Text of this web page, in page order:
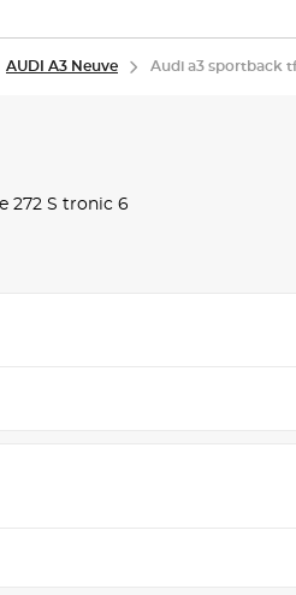
AUDI A3 Neuve Audi a3 sportback
272 S tronic 6